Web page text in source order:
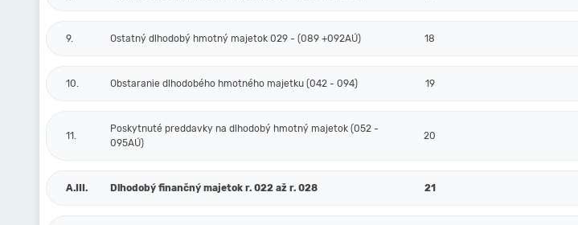
9. Ostatný dlhodobý hmotný majetok 029 - (089 +092AÚ) 18
10. Obstaranie dlhodobého hmotného majetku (042 - 094) 19
11.
Poskytnuté preddavky na dlhodobý hmotný majetok (052 -
095AÚ)
20
A.III. Dlhodobý finančný majetok r. 022 až r. 028 21